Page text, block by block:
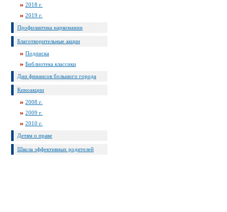
2018 г.
2019 г.
Профилактика наркомании
Благотворительные акции
Подписка
Библиотека классики
Дни финансов большого города
Киноакции
2008 г.
2009 г.
2010 г.
Детям о праве
Школа эффективных родителей